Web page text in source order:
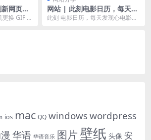
换 GIF 猫
网站 | 此刻电影日历，每天发
现心电影
此刻 电影日历，每天发现心电影。
ios mac QQ windowswordpress
华语 华语音乐 图片 壁纸 头像 安